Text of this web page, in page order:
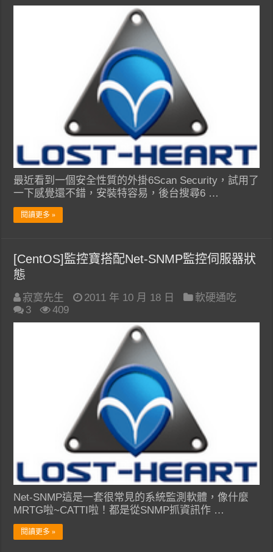
最近看到一個安全性質的外掛6Scan Security，試用了
一下感覺還不錯，安裝特容易，後台搜尋6 …
閱讀更多 »
[CentOS]監控寶搭配Net-SNMP監控伺服器狀
態
寂寞先生 2011 年 10 月 18 日
軟硬通吃
3
409
Net-SNMP這是一套很常見的系統監測軟體，像什麼
MRTG啦~CATTI啦！都是從SNMP抓資訊作 …
閱讀更多 »